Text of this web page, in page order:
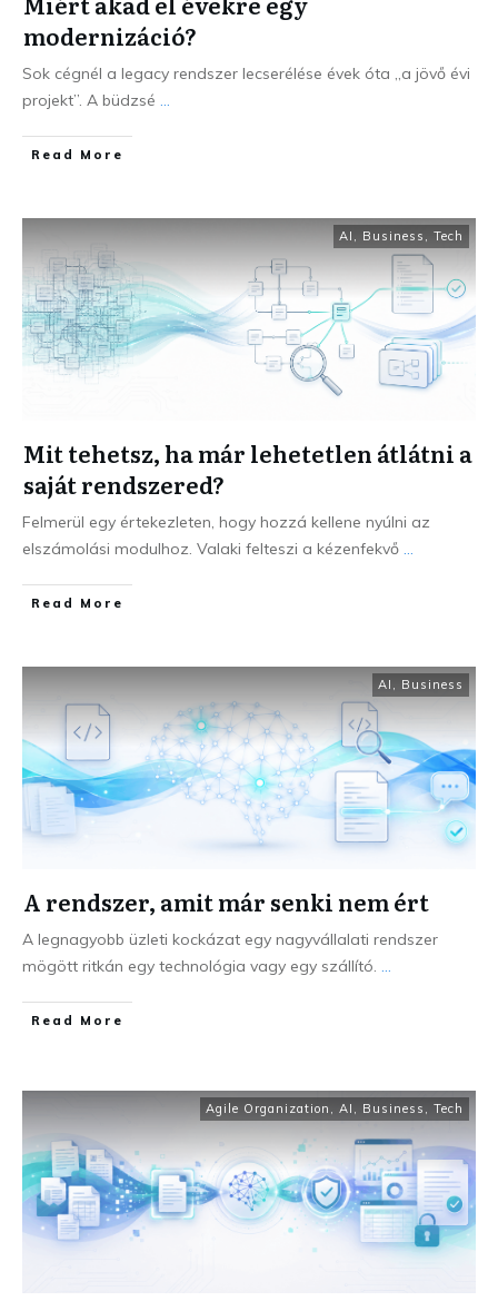
modernizáció?
Sok cégnél a legacy rendszer lecserélése évek óta „a jövő évi
projekt”. A büdzsé ...
Read More
AI Business Tech
Mit tehetsz, ha már lehetetlen átlátni a
saját rendszered?
Felmerül egy értekezleten, hogy hozzá kellene nyúlni az
elszámolási modulhoz. Valaki felteszi a kézenfekvő ...
Read More
AI Business
A rendszer, amit már senki nem ért
A legnagyobb üzleti kockázat egy nagyvállalati rendszer
mögött ritkán egy technológia vagy egy szállító. ...
Read More
Agile Organization AI Business Tech